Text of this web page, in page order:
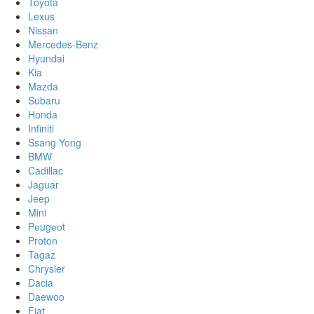
Lexus
Nissan
Mercedes-Benz
Hyundai
Kia
Mazda
Subaru
Honda
Infiniti
Ssang Yong
BMW
Cadillac
Jaguar
Jeep
Mini
Pеugеоt
Proton
Tagaz
Chrysler
Dacia
Daewoo
Fiat